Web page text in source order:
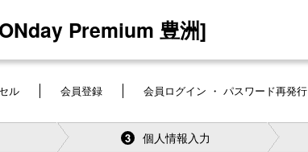
Premium 豊洲]
ル 会員登録 会員ログイン ・ パスワード再発行
3 個人情報入力